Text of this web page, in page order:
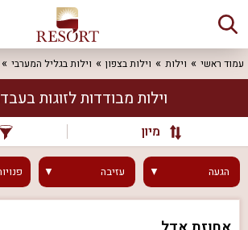
עמוד ראשי וילות וילות בצפון וילות בגליל המערבי
וילות מבודדות לזוגות
מיון
הגעה עזיבה